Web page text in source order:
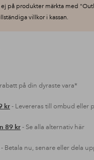
ej på produkter märkta med
villkor i kassan.
på din dyraste vara*
kr- Levereras till ombud eller
89 kr- Se alla alternativ här
- Betala nu, senare eller dela